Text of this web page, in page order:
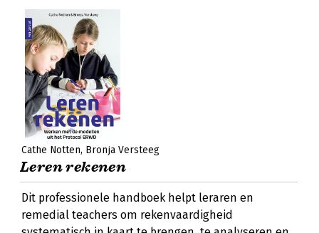
Cathe Notten Bronja Versteeg
Leren rekenen
Dit professionele handboek helpt leraren en
remedial teachers om rekenvaardigheid